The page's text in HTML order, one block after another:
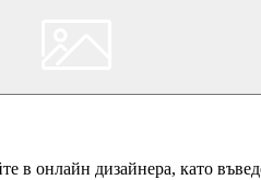
в онлайн дизайнера, като